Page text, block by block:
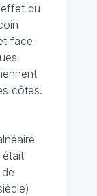
effet du
face
côtes.
était